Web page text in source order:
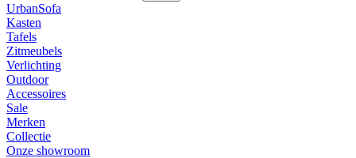
UrbanSofa
Kasten
Tafels
Zitmeubels
Verlichting
Outdoor
Accessoires
Sale
Merken
Collectie
Onze showroom